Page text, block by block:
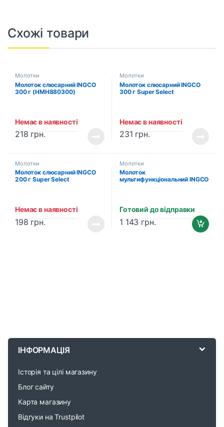
Схожі товари
Молотки
Молоток слюсарний INGCO
300 г (HMH880300)
Немає в наявності
218 грн.
Молотки
Молоток слюсарний INGCO
300 г Super Select
Немає в наявності
231 грн.
Молотки
Молоток слюсарний INGCO
200 г Super Select
Немає в наявності
198 грн.
Молотки
Молоток
мультифункціональний INGCO
Готовий до відправки
1 143 грн.
ІНФОРМАЦІЯ
Історія та цілі магазину
Блог сайту
Карта магазину
Відгуки на Trustpilot